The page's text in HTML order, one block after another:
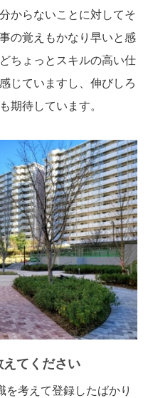
からないことに対してそ
の覚えもかなり早いと感
ちょっとスキルの高い仕
じていますし、伸びしろ
期待しています。
てください
考えて登録したばかり